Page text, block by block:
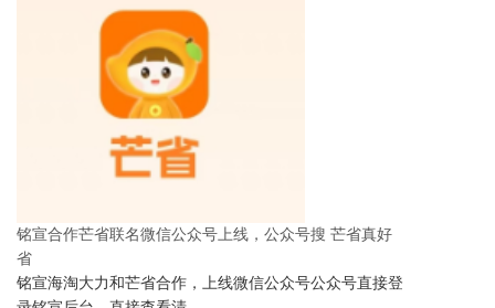
铭宣合作芒省联名微信公众号上线，公众号搜 芒省真好
省
铭宣海淘大力和芒省合作，上线微信公众号公众号直接登